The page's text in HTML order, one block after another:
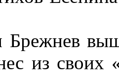
из своих